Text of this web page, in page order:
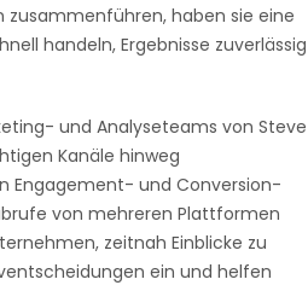
haben sie eine
handeln, Ergebnisse zuverlässig
und Analyseteams von Steve
Kanäle hinweg
Engagement- und Conversion-
von mehreren Plattformen
zeitnah Einblicke zu
ein und helfen